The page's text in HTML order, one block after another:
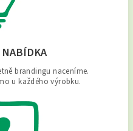
brandingu naceníme.
u každého výrobku.